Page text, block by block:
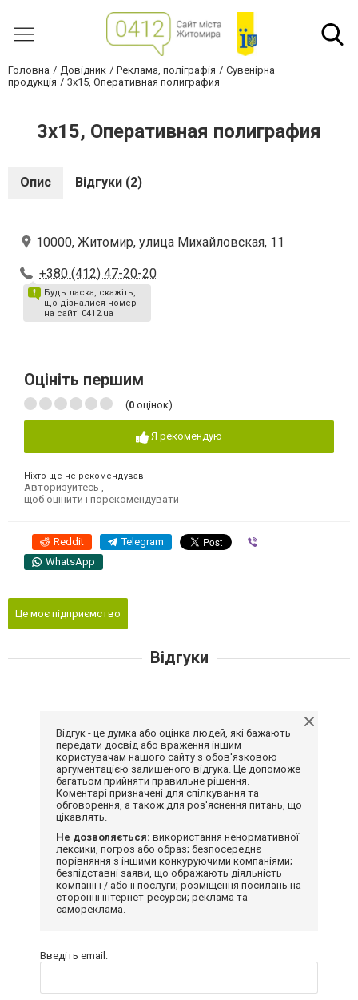
Головна Довідник Реклама, поліграфія
Сувенірна
продукція
3x15, Оперативная полиграфия
3x15, Оперативная полиграфия
Опис Відгуки (2)
10000, Житомир, улица Михайловская, 11
+380 (412) 47-20-20
Будь ласка, скажіть,
що дізналися номер
на сайті 0412.ua
Оцініть першим
(0 оцінок)
Я рекомендую
Ніхто ще не рекомендував
Авторизуйтесь
щоб оцінити і порекомендувати
Reddit Telegram
WhatsApp
Це моє підприємство
Відгуки
Відгук - це думка або оцінка людей, які бажають
передати досвід або враження іншим
користувачам нашого сайту з обов'язковою
аргументацією залишеного відгука. Це допоможе
багатьом прийняти правильне рішення.
Коментарі призначені для спілкування та
обговорення, а також для роз'яснення питань, що
цікавлять.
Не дозволяється: використання ненормативної
лексики, погроз або образ; безпосереднє
порівняння з іншими конкуруючими компаніями;
безпідставні заяви, що ображають діяльність
компанії і / або її послуги; розміщення посилань на
сторонні інтернет-ресурси; реклама та
самореклама.
Введіть email: